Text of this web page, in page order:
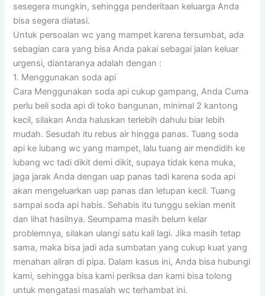
sesegera mungkin, sehingga penderitaan keluarga Anda
bisa segera diatasi.
Untuk persoalan wc yang mampet karena tersumbat, ada
sebagian cara yang bisa Anda pakai sebagai jalan keluar
urgensi, diantaranya adalah dengan :
1. Menggunakan soda api
Cara Menggunakan soda api cukup gampang, Anda Cuma
perlu beli soda api di toko bangunan, minimal 2 kantong
kecil, silakan Anda haluskan terlebih dahulu biar lebih
mudah. Sesudah itu rebus air hingga panas. Tuang soda
api ke lubang wc yang mampet, lalu tuang air mendidih ke
lubang wc tadi dikit demi dikit, supaya tidak kena muka,
jaga jarak Anda dengan uap panas tadi karena soda api
akan mengeluarkan uap panas dan letupan kecil. Tuang
sampai soda api habis. Sehabis itu tunggu sekian menit
dan lihat hasilnya. Seumpama masih belum kelar
problemnya, silakan ulangi satu kali lagi. Jika masih tetap
sama, maka bisa jadi ada sumbatan yang cukup kuat yang
menahan aliran di pipa. Dalam kasus ini, Anda bisa hubungi
kami, sehingga bisa kami periksa dan kami bisa tolong
untuk mengatasi masalah wc terhambat ini.